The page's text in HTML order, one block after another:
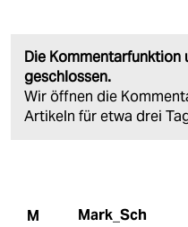
Die
geschlossen.
Wir öffnen die
Artikeln für etwa drei
M Mark_Sch